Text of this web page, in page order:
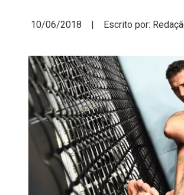
10/06/2018 | Escrito por: